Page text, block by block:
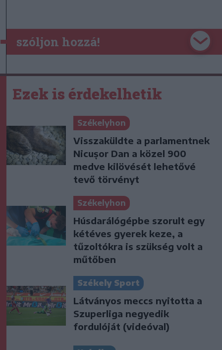
szóljon hozzá!
Ezek is érdekelhetik
Székelyhon
Visszaküldte a parlamentnek
Nicușor Dan a közel 900
medve kilövését lehetővé
tevő törvényt
Székelyhon
Húsdarálógépbe szorult egy
kétéves gyerek keze, a
tűzoltókra is szükség volt a
műtőben
Székely Sport
Látványos meccs nyitotta a
Szuperliga negyedik
fordulóját (videóval)